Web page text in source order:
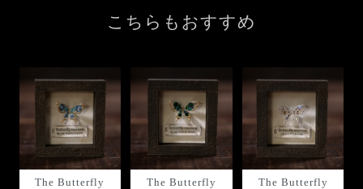
こちらもおすすめ
The Butterfly
The Butterfly
The Butterfly